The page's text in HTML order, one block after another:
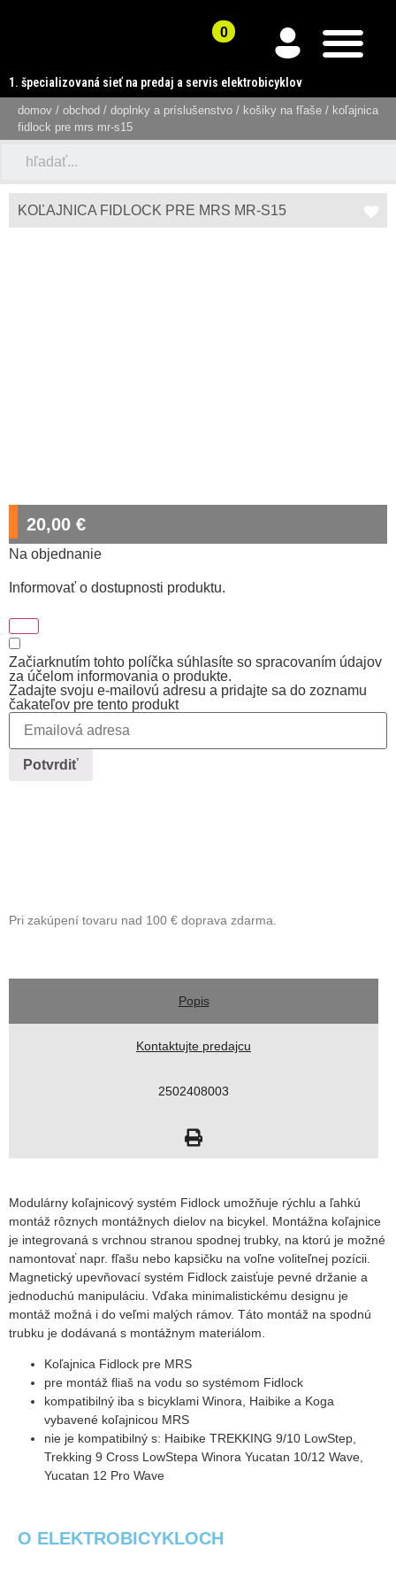
1. špecializovaná sieť na predaj a servis elektrobicyklov
domov / obchod / doplnky a príslušenstvo / košiky na fľaše / koľajnica
fidlock pre mrs mr-s15
KOĽAJNICA FIDLOCK PRE MRS MR-S15
20,00 €
Na objednanie
Informovať o dostupnosti produktu.
Začiarknutím tohto políčka súhlasíte so spracovaním údajov
za účelom informovania o produkte.
Zadajte svoju e-mailovú adresu a pridajte sa do zoznamu
čakateľov pre tento produkt
Potvrdiť
Pri zakúpení tovaru nad 100 € doprava zdarma.
Popis
Kontaktujte predajcu
2502408003
Modulárny koľajnicový systém Fidlock umožňuje rýchlu a ľahkú
montáž rôznych montážnych dielov na bicykel. Montážna koľajnice
je integrovaná s vrchnou stranou spodnej trubky, na ktorú je možné
namontovať napr. fľašu nebo kapsičku na voľne voliteľnej pozícii.
Magnetický upevňovací systém Fidlock zaisťuje pevné držanie a
jednoduchú manipuláciu. Vďaka minimalistickému designu je
montáž možná i do veľmi malých rámov. Táto montáž na spodnú
trubku je dodávaná s montážnym materiálom.
Koľajnica Fidlock pre MRS
pre montáž fliaš na vodu so systémom Fidlock
kompatibilný iba s bicyklami Winora, Haibike a Koga
vybavené koľajnicou MRS
nie je kompatibilný s: Haibike TREKKING 9/10 LowStep,
Trekking 9 Cross LowStepa Winora Yucatan 10/12 Wave,
Yucatan 12 Pro Wave
O ELEKTROBICYKLOCH